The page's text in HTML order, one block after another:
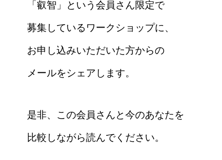
「叡智」という会員さん限定で
募集しているワークショップに、
お申し込みいただいた方からの
メールをシェアします。
是非、この会員さんと今のあなたを
比較しながら読んでください。